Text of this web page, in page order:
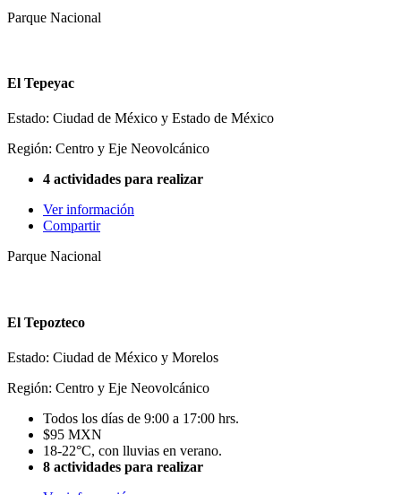
Parque Nacional
El Tepeyac
Estado: Ciudad de México y Estado de México
Región: Centro y Eje Neovolcánico
4 actividades para realizar
Ver información
Compartir
Parque Nacional
El Tepozteco
Estado: Ciudad de México y Morelos
Región: Centro y Eje Neovolcánico
Todos los días de 9:00 a 17:00 hrs.
$95 MXN
18-22°C, con lluvias en verano.
8 actividades para realizar